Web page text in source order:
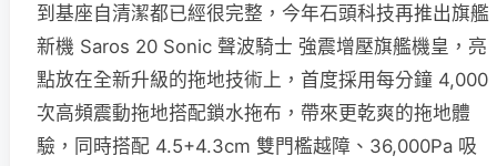
到基座自清潔都已經很完整，今年石頭科技再推出旗艦
新機 Saros 20 Sonic 聲波騎士 強震增壓旗艦機皇，亮
點放在全新升級的拖地技術上，首度採用每分鐘 4,000
次高頻震動拖地搭配鎖水拖布，帶來更乾爽的拖地體
驗，同時搭配 4.5+4.3cm 雙門檻越障、36,000Pa 吸